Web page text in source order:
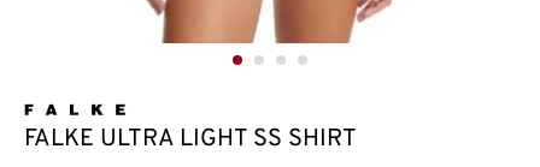
FALKE ULTRA LIGHT SS SHIRT